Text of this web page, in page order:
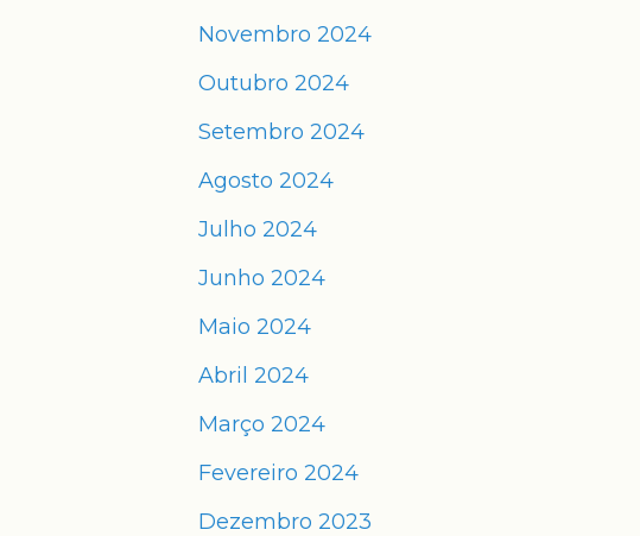
Novembro 2024
Outubro 2024
Setembro 2024
Agosto 2024
Julho 2024
Junho 2024
Maio 2024
Abril 2024
Março 2024
Fevereiro 2024
Dezembro 2023